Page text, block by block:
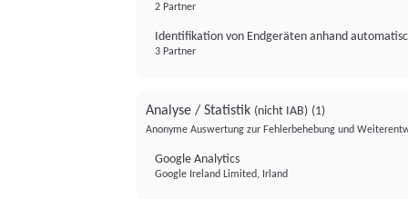
2 Partner
Identifikation von Endgeräten anhand
3 Partner
Analyse / Statistik (nicht IAB) (1)
Anonyme Auswertung zur Fehlerbehebung und
Google Analytics
Google Ireland Limited, Irland